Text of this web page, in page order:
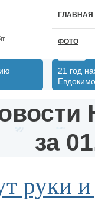
ГЛАВНАЯ
ФОТО
21 год
за
руки